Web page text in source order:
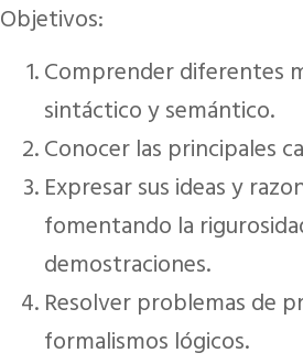
Objetivos:
Comprender diferentes
sintáctico y semántico.
Conocer las principales
Expresar sus ideas y
fomentando la
demostraciones.
Resolver problemas de
formalismos lógicos.